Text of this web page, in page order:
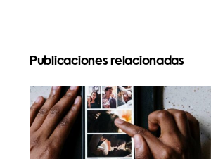
Publicaciones relacionadas
Las mejores apps